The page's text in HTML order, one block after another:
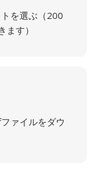
を選ぶ（200
す）
ァイルをダウ